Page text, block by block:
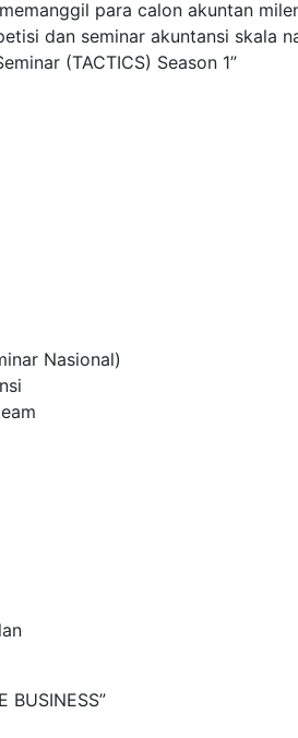
para calon akuntan
dan seminar akuntansi skala
(TACTICS) Season 1”
Nasional)
BUSINESS”